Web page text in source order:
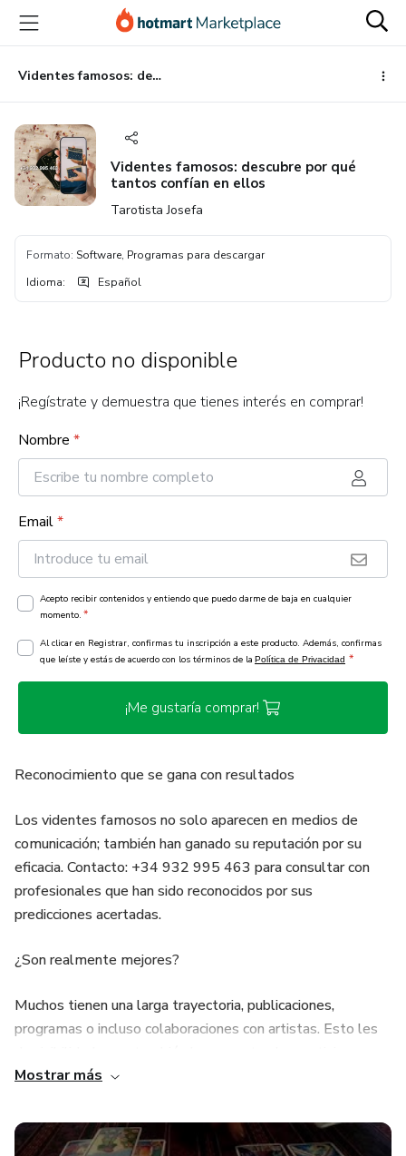
principal
página
de
página
Videntes famosos: descubre por qué tantos confían en ellos
Videntes famosos: descubre por qué
tantos confían en ellos
Tarotista Josefa
Formato: Software, Programas para descargar
Idioma: Español
Producto no disponible
¡Regístrate y demuestra que tienes interés en comprar!
Nombre *
Email*
Acepto recibir contenidos y entiendo que puedo darme de baja en cualquier
momento. *
Al clicar en Registrar, confirmas tu inscripción a este producto. Además, confirmas
que leíste y estás de acuerdo con los términos de la Política de Privacidad *
¡Me gustaría comprar!
Reconocimiento que se gana con resultados
Los videntes famosos no solo aparecen en medios de
comunicación; también han ganado su reputación por su
eficacia. Contacto: +34 932 995 463 para consultar con
profesionales que han sido reconocidos por sus
predicciones acertadas.
¿Son realmente mejores?
Muchos tienen una larga trayectoria, publicaciones,
programas o incluso colaboraciones con artistas. Esto les
público. La mayoría han sido validados por sus clientes
Accesibilidad al público
Mostrar más